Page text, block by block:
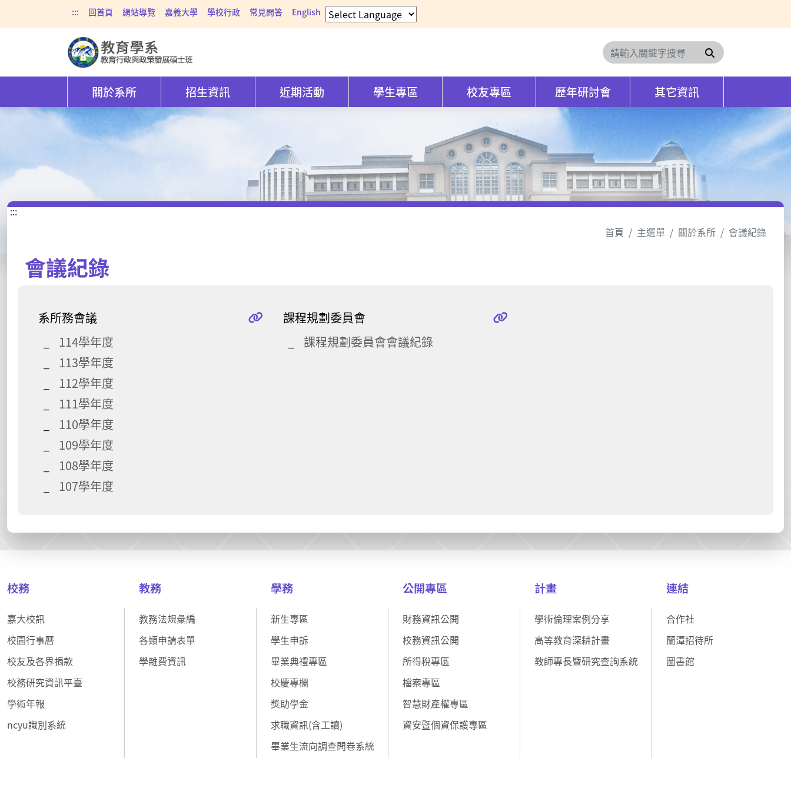
::: 回首頁 網站導覽 嘉義大學 學校行政 常見問答 English
搜尋
關於系所 招生資訊 近期活動 學生專區 校友專區 歷年研討會 其它資訊
:::
首頁
主選單 關於系所 會議紀錄
會議紀錄
系所務會議
114學年度
113學年度
112學年度
111學年度
110學年度
109學年度
108學年度
107學年度
課程規劃委員會
課程規劃委員會會議紀錄
校務
嘉大校訊
校園行事曆
校友及各界捐款
校務研究資訊平臺
學術年報
ncyu識別系統
教務
教務法規彙編
各類申請表單
學雜費資訊
學務
新生專區
學生申訴
畢業典禮專區
校慶專欄
獎助學金
求職資訊(含工讀)
畢業生流向調查問卷系統
公開專區
財務資訊公開
校務資訊公開
所得稅專區
檔案專區
智慧財產權專區
資安暨個資保護專區
計畫
學術倫理案例分享
高等教育深耕計畫
教師專長暨研究查詢系統
連結
合作社
蘭潭招待所
圖書館